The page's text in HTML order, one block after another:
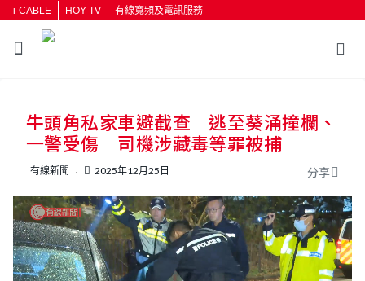
i-CABLE HOY TV 有線寬頻及電訊服務
按輸入鍵開始搜尋
牛頭角私家車避截查 逃至葵涌撞欄、
一警受傷 司機涉藏毒等罪被捕
有線新聞 2025年12月25日 分享